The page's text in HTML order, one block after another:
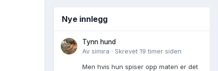
Nye innlegg
Tynn hund
Av simira · Skrevet 19 timer siden
Men hvis hun spiser opp maten er det